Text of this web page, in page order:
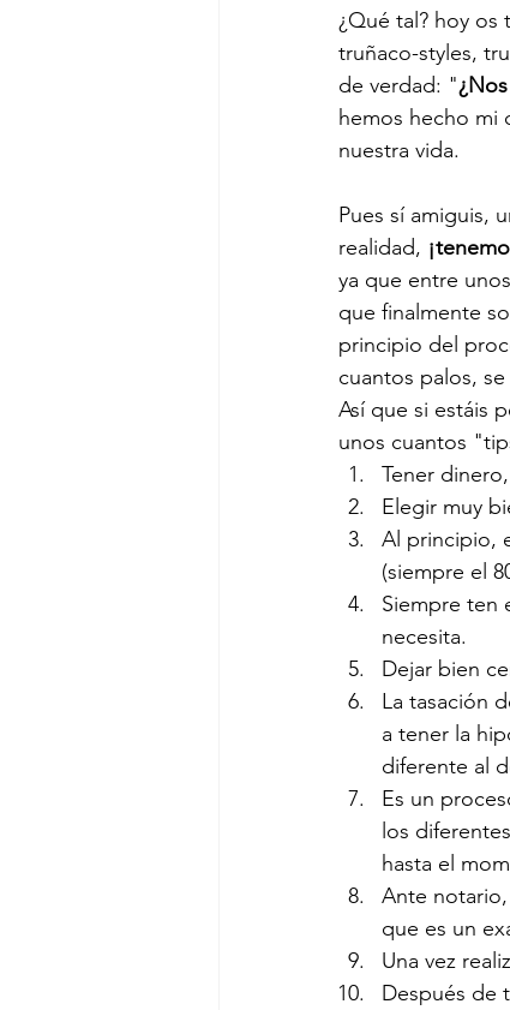
¿Qué tal? hoy
truñaco-styles,
de verdad: "
hemos hecho mi
nuestra vida.
Pues sí amiguis,
realidad,
ya que entre
que finalmente
principio del
cuantos palos,
Así que si estáis
unos cuantos
Tener
Elegir muy
Al principio,
(siempre el
Siempre ten
necesita.
Dejar bien
La tasación
a tener la
diferente al
Es un
los
hasta el
Ante
que es un
Una vez
Después de